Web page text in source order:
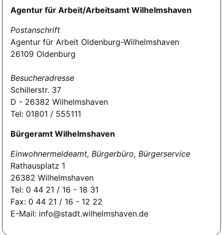
Agentur für Arbeit/Arbeitsamt Wilhelmshaven
Postanschrift
Agentur für Arbeit Oldenburg-Wilhelmshaven
26109 Oldenburg
Besucheradresse
Schillerstr. 37
D - 26382 Wilhelmshaven
Tel: 01801 / 555111
Bürgeramt Wilhelmshaven
Einwohnermeldeamt, Bürgerbüro, Bürgerservice
Rathausplatz 1
26382 Wilhelmshaven
Tel: 0 44 21 / 16 - 18 31
Fax: 0 44 21 / 16 - 12 22
E-Mail: info@stadt.wilhelmshaven.de